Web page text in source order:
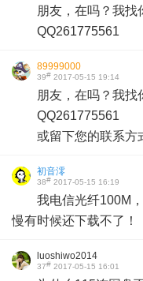
朋友，在吗？我找
QQ261775561
89999000
39# 2017-05-15 19:14
朋友，在吗？我找
QQ261775561
或留下您的联系方
初音澪
38# 2017-05-15 16:19
我电信光纤100M
慢有时候还下载不了！
luoshiwo2014
37# 2017-05-15 16:01